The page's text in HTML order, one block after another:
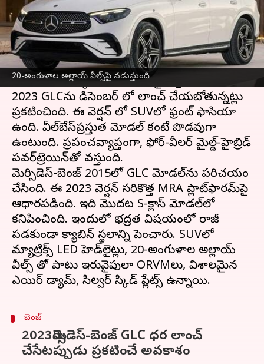
20-అంగుళాల అల్లాయ్ వీల్స్‌పై నడుస్తుంది
వ్రాసిన వారు Nishkala Sathivada Jan 09, 2023 02:49 pm
ఈ వార్తాకథనం ఏంటి
జర్మన్ లగ్జరీ కార్ల తయారీ సంస్థ మెర్సిడెస్-బెంజ్
భారతీయ మార్కెట్ కోసం మిడ్-సైజ్ ప్రీమియం SUV,
2023 GLCను డిసెంబర్ లో లాంచ్ చేయబోతున్నట్లు
ప్రకటించింది. ఈ వెర్షన్ లో SUVలో ఫ్రంట్ ఫాసియా
ఉంది. వీల్‌బేస్‌ప్రస్తుత మోడల్ కంటే పొడవుగా
ఉంటుంది. ప్రపంచవ్యాప్తంగా, ఫోర్-వీలర్ మైల్డ్-హైబ్రిడ్
పవర్‌ట్రెయిన్‌తో వస్తుంది.
మెర్సిడెస్-బెంజ్ 2015లో GLC మోడల్‌ను పరిచయం
చేసింది. ఈ 2023 వెర్షన్ సరికొత్త MRA ప్లాట్‌ఫారమ్‌పై
ఆధారపడింది. ఇది మొదట S-క్లాస్ మోడల్‌లో
కనిపించింది. ఇందులో భద్రత విషయంలో రాజీ
పడకుండా క్యాబిన్ స్థలాన్ని పెంచారు. SUVలో
మ్యాట్రిక్స్ LED హెడ్‌లైట్లు, 20-అంగుళాల అల్లాయ్
వీల్స్ తో పాటు ఇరువైపులా ORVMలు, విశాలమైన
బెంజ్
2023మెర్సిడెస్-బెంజ్ GLC ధర లాంచ్
చేసేటప్పుడు ప్రకటించే అవకాశం